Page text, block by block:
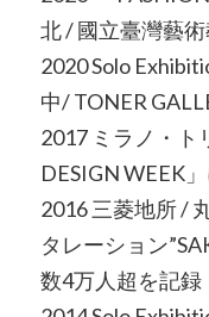
北 / 國立臺灣藝
2020 Solo
中/ TONER
2017 ミラノ・ト
DESIGN WEEK
2016 三菱地所 /
タレーション
数4万人超を記録